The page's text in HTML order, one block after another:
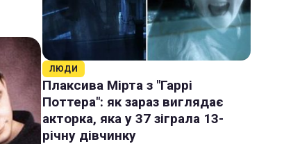
ЛЮДИ
Плаксива Мірта з "Гаррі
Поттера": як зараз виглядає
акторка, яка у 37 зіграла 13-
річну дівчинку